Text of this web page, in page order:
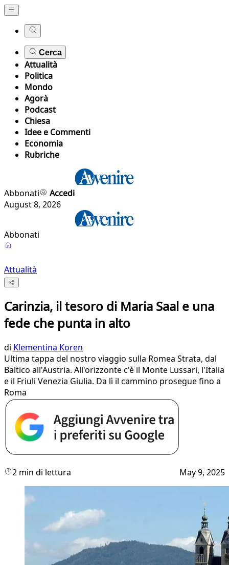
Cerca
Attualità
Politica
Mondo
Agorà
Podcast
Chiesa
Idee e Commenti
Economia
Rubriche
Abbonati
Accedi
August 8, 2026
Abbonati
Attualità
Carinzia, il tesoro di Maria Saal e una
fede che punta in alto
di Klementina Koren
Ultima tappa del nostro viaggio sulla Romea Strata, dal
Baltico all'Austria. All'orizzonte c'è il Monte Lussari, l'Italia
e il Friuli Venezia Giulia. Da lì il cammino prosegue fino a
Roma
2 min di lettura May 9, 2025